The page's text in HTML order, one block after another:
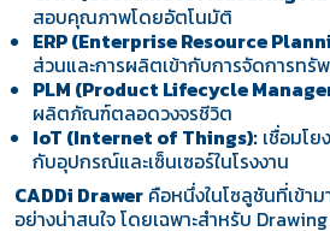
สอบคุณภาพโดยอัตโนมัติ
ERP (Enterprise Resource
ส่วนและการผลิตเข้ากับการจัดการทรั
PLM (Product Lifecycle
ผลิตภัณฑ์ตลอดวงจรชีวิต
IoT (Internet of Things): เชื่อมโ
กับอุปกรณ์และเซ็นเซอร์ในโรงงาน
CADDi Drawerคือหนึ่งในโซลูชันที่เข้า
อย่างน่าสนใจ โดยเฉพาะสำหรับ